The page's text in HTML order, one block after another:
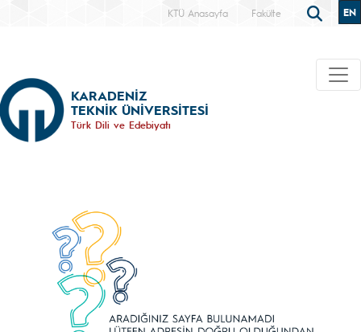
KTÜ Anasayfa Fakülte EN
KARADENİZ
TEKNİK ÜNİVERSİTESİ
Türk Dili ve Edebiyatı